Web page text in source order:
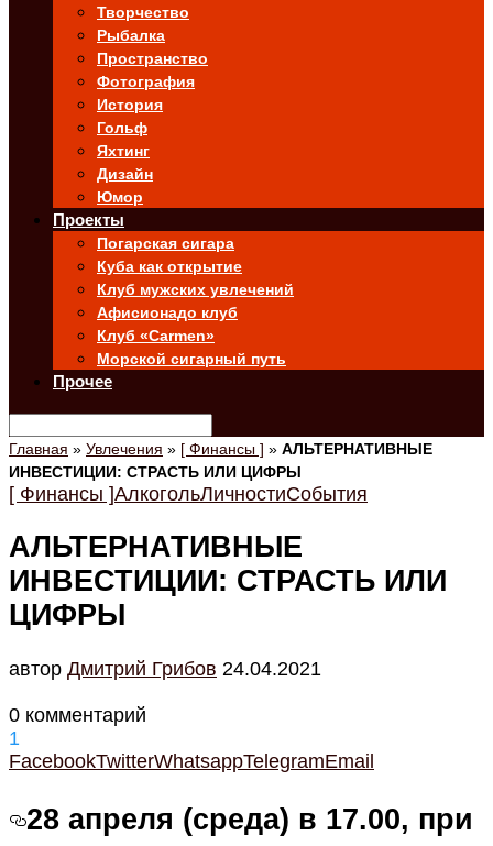
Творчество
Рыбалка
Пространство
Фотография
История
Гольф
Яхтинг
Дизайн
Юмор
Проекты
Погарская сигара
Куба как открытие
Клуб мужских увлечений
Афисионадо клуб
Клуб «Carmen»
Морской сигарный путь
Прочее
Главная » Увлечения » [ Финансы ] » AЛЬТЕРНАТИВНЫЕ
ИНВЕСТИЦИИ: СТРАСТЬ ИЛИ ЦИФРЫ
[ Финансы ]АлкогольЛичностиСобытия
AЛЬТЕРНАТИВНЫЕ
ИНВЕСТИЦИИ: СТРАСТЬ ИЛИ
ЦИФРЫ
автор Дмитрий Грибов 24.04.2021
0 комментарий
1
FacebookTwitterWhatsappTelegramEmail
28 апреля (среда) в 17.00, при